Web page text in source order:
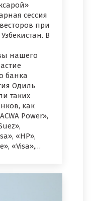
сессия
при
В
нашего
банка
Одиль
таких
как
Power»,
«HP»,
«Visa»,…